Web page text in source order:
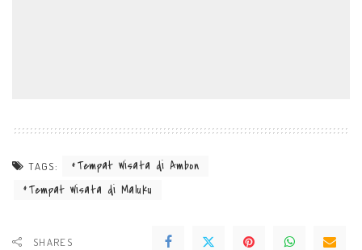
TAGS:
Tempat Wisata di Ambon
Tempat Wisata di Maluku
SHARES